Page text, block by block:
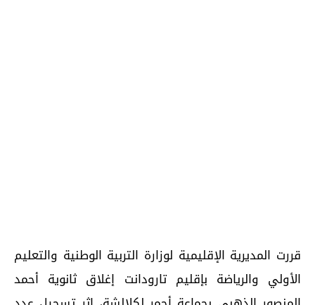
قررت المديرية الإقليمية لوزارة التربية الوطنية والتعليم
الأولي والرياضة بإقليم تارودانت إغلاق ثانوية أحمد